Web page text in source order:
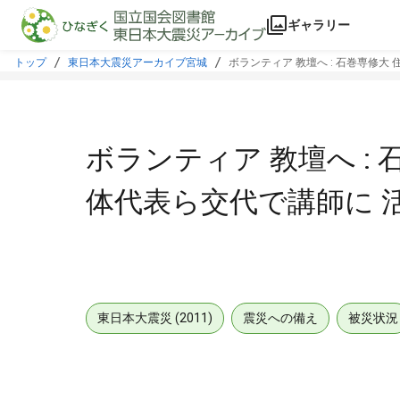
本文に飛ぶ
ギャラリー
トップ 東日本大震災アーカイブ宮城 ボランティア 教壇へ : 石巻専修大
ボランティア 教壇へ :
体代表ら交代で講師に
東日本大震災 (2011) 震災への備え 被災状況